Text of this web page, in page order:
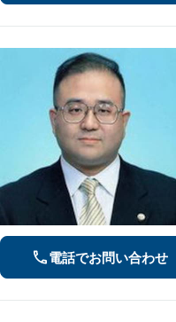
電話でお問い合わせ